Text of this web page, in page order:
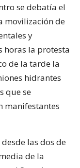
se debatía el
movilización de
y
horas la protesta
de la tarde la
hidrantes
que se
manifestantes
las dos de
de la